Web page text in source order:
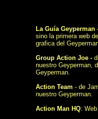
La Guía Geyperman
sino la primera web
grafica del
Group Action Joe-
nuestro Geyperman,
Geyperman.
Action Team - de
nuestro Geyperman.
Action Man HQ: